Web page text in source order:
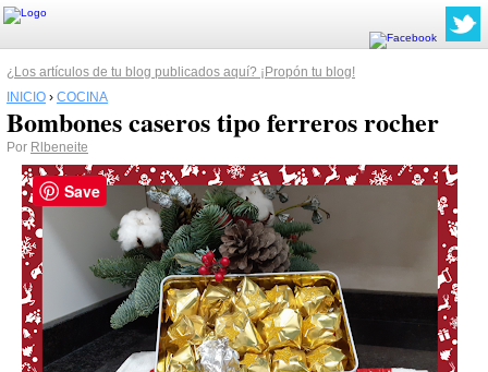
¿Los artículos de tu blog publicados aquí? ¡Propón tu blog!
INICIO › COCINA
Bombones caseros tipo ferreros rocher
Por Rlbeneite
Save